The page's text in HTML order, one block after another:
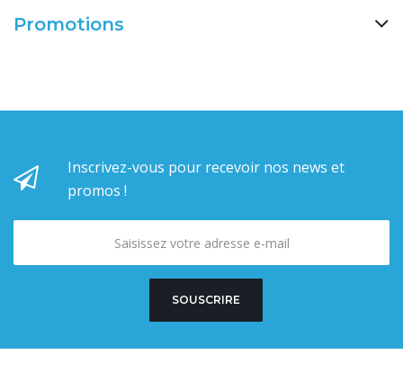
Promotions
Inscrivez-vous pour recevoir nos news et
promos !
SOUSCRIRE